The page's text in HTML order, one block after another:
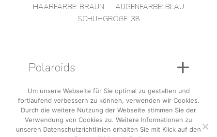
HAARFARBE: BRAUN AUGENFARBE: BLAU
SCHUHGRÖßE: 38
Polaroids
Sedcard
Um unsere Webseite für Sie optimal zu gestalten und
fortlaufend verbessern zu können, verwenden wir Cookies.
Durch die weitere Nutzung der Webseite stimmen Sie der
Verwendung von Cookies zu. Weitere Informationen zu
unseren Datenschutzrichtlinien erhalten Sie mit Klick auf den